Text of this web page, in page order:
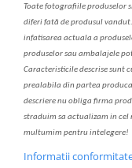
Toate fotografiile produselor
diferi fată de produsul va
infatisarea actuala a
produselor sau ambalajele
Caracteristicile descrise sunt
prealabila din partea produca
descriere nu obliga firma
straduim sa actualizam in cel
multumim pentru intelegere!
Informatii